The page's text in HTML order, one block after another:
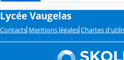
Lycée Vaugelas
Contacts Mentions légales Chartes